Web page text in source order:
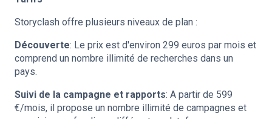
Storyclash offre plusieurs niveaux de plan :
Découverte: Le prix est d'environ 299 euros par mois et
comprend un nombre illimité de recherches dans un
pays.
Suivi de la campagne et rapports: A partir de 599
€/mois, il propose un nombre illimité de campagnes et